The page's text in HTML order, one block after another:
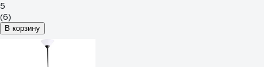
5
(6)
В корзину